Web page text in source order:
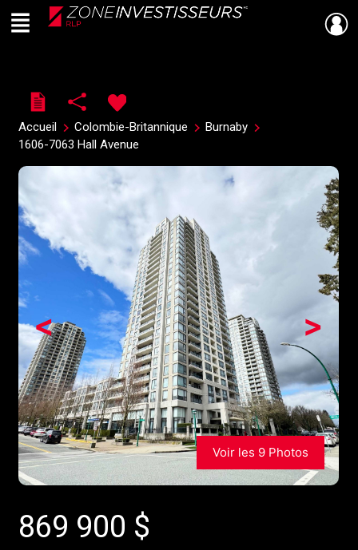
Live
En Direct
Menu
Accueil Colombie-Britannique
Burnaby
1606-7063 Hall Avenue
>
<
Voir les 9 Photos
869 900 $